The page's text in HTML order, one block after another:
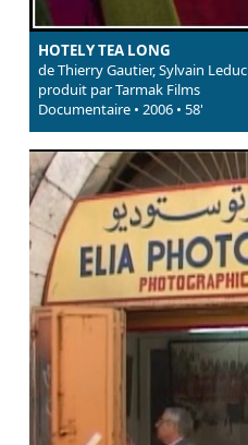
HOTELY TEA LONG
de Thierry Gautier, Sylvain Leduc
produit par Tarmak Films
Documentaire • 2006 • 58'